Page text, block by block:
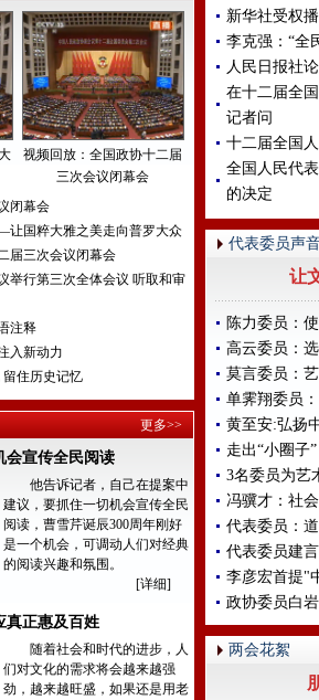
视频回放：全国政协十二届
三次会议闭幕会
闭幕会
国粹大雅之美走向普罗大众
届三次会议闭幕会
举行第三次全体会议 听取和审
注释
入新动力
住历史记忆
更多>>
会宣传全民阅读
他告诉记者，自己在提案中
建议，要抓住一切机会宣传全民
阅读，曹雪芹诞辰300周年刚好
是一个机会，可调动人们对经典
的阅读兴趣和氛围。
[详细]
真正惠及百姓
随着社会和时代的进步，人
们对文化的需求将会越来越强
劲，越来越旺盛，如果还是用老
新华社受权
李克强：“全
人民日报社
在十二届全
记者问
十二届全国
全国人民代
的决定
代表委员声
让
陈力委员：
高云委员：
莫言委员：
单霁翔委员
黄至安:弘扬
走出“小圈子
3名委员为艺
冯骥才：社
代表委员：
代表委员建
李彦宏首提"
政协委员白
两会花絮